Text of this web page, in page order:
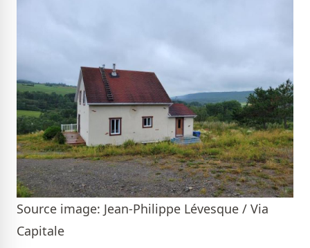
Source image: Jean-Philippe Lévesque / Via
Capitale